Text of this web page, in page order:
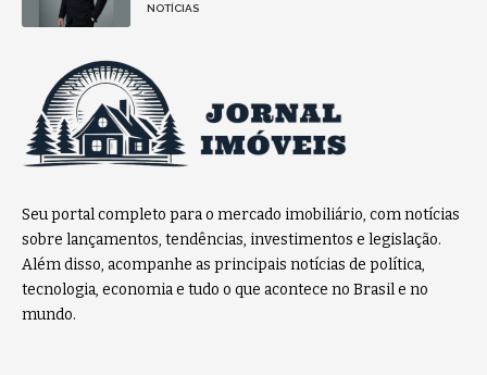
NOTÍCIAS
Seu portal completo para o mercado imobiliário, com notícias
sobre lançamentos, tendências, investimentos e legislação.
Além disso, acompanhe as principais notícias de política,
tecnologia, economia e tudo o que acontece no Brasil e no
mundo.